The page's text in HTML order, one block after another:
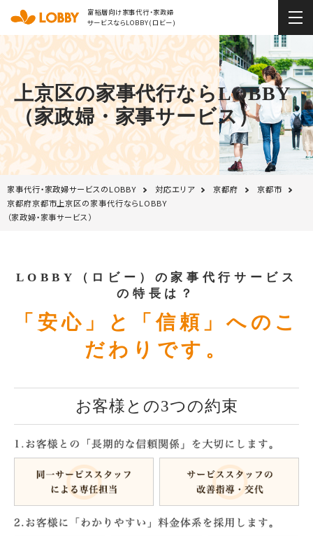
富裕層向け家事代行・家政婦
サービスならLOBBY(ロビー)
上京区の家事代行ならLOBBY
（家政婦・家事サービス）
家事代行・家政婦サービスのLOBBY 対応エリア 京都府
京都市
京都府京都市上京区の家事代行ならLOBBY
（家政婦・家事サービス）
LOBBY（ロビー）の家事代行サービス
の特長は？
「安心」と「信頼」へのこ
だわりです。
お客様との3つの約束